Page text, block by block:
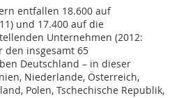
entfallen 18.600 auf
und 17.400 auf die
Unternehmen (2012:
den insgesamt 65
Deutschland – in dieser
Niederlande, Österreich,
Polen, Tschechische Republik,